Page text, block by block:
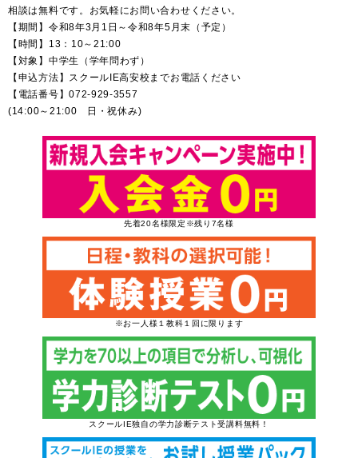
相談は無料です。お気軽にお問い合わせください。
【期間】令和8年3月1日～令和8年5月末（予定）
【時間】13：10～21:00
【対象】中学生（学年問わず）
【申込方法】スクールIE高安校までお電話ください
【電話番号】072-929-3557
(14:00～21:00 日・祝休み)
先着20名様限定※残り7名様
※お一人様１教科１回に限ります
スクールIE独自の学力診断テスト受講料無料！